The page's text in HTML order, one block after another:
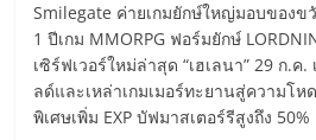
Smilegate ค่ายเกมยักษ์ใหญ่มอบของ
1 ปีเกม MMORPG ฟอร์มยักษ์
เซิร์ฟเวอร์ใหม่ล่าสุด “เฮเลนา” 29 ก.ค
ลด์และเหล่าเกมเมอร์ทะยานสู่ความโห
พิเศษเพิ่ม EXP บัฟมาสเตอร์รีสูงถึง 50%